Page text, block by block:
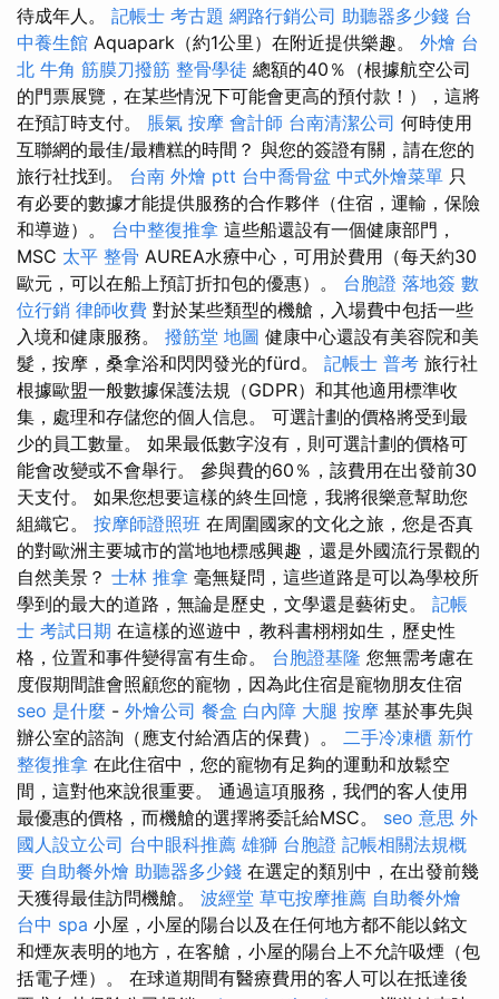
待成年人。 記帳士 考古題 網路行銷公司 助聽器多少錢 台
中養生館 Aquapark（約1公里）在附近提供樂趣。 外燴 台
北 牛角 筋膜刀撥筋 整骨學徒 總額的40％（根據航空公司
的門票展覽，在某些情況下可能會更高的預付款！），這將
在預訂時支付。 脹氣 按摩 會計師 台南清潔公司 何時使用
互聯網的最佳/最糟糕的時間？ 與您的簽證有關，請在您的
旅行社找到。 台南 外燴 ptt 台中喬骨盆 中式外燴菜單 只
有必要的數據才能提供服務的合作夥伴（住宿，運輸，保險
和導遊）。 台中整復推拿 這些船還設有一個健康部門，
MSC 太平 整骨 AUREA水療中心，可用於費用（每天約30
歐元，可以在船上預訂折扣包的優惠）。 台胞證 落地簽 數
位行銷 律師收費 對於某些類型的機艙，入場費中包括一些
入境和健康服務。 撥筋堂 地圖 健康中心還設有美容院和美
髮，按摩，桑拿浴和閃閃發光的fürd。 記帳士 普考 旅行社
根據歐盟一般數據保護法規（GDPR）和其他適用標準收
集，處理和存儲您的個人信息。 可選計劃的價格將受到最
少的員工數量。 如果最低數字沒有，則可選計劃的價格可
能會改變或不會舉行。 參與費的60％，該費用在出發前30
天支付。 如果您想要這樣的終生回憶，我將很樂意幫助您
組織它。 按摩師證照班 在周圍國家的文化之旅，您是否真
的對歐洲主要城市的當地地標感興趣，還是外國流行景觀的
自然美景？ 士林 推拿 毫無疑問，這些道路是可以為學校所
學到的最大的道路，無論是歷史，文學還是藝術史。 記帳
士 考試日期 在這樣的巡遊中，教科書栩栩如生，歷史性
格，位置和事件變得富有生命。 台胞證基隆 您無需考慮在
度假期間誰會照顧您的寵物，因為此住宿是寵物朋友住宿
seo 是什麼 - 外燴公司 餐盒 白內障 大腿 按摩 基於事先與
辦公室的諮詢（應支付給酒店的保費）。 二手冷凍櫃 新竹
整復推拿 在此住宿中，您的寵物有足夠的運動和放鬆空
間，這對他來說很重要。 通過這項服務，我們的客人使用
最優惠的價格，而機艙的選擇將委託給MSC。 seo 意思 外
國人設立公司 台中眼科推薦 雄獅 台胞證 記帳相關法規概
要 自助餐外燴 助聽器多少錢 在選定的類別中，在出發前幾
天獲得最佳訪問機艙。 波經堂 草屯按摩推薦 自助餐外燴
台中 spa 小屋，小屋的陽台以及在任何地方都不能以銘文
和煙灰表明的地方，在客艙，小屋的陽台上不允許吸煙（包
括電子煙​​）。 在球道期間有醫療費用的客人可以在抵達後